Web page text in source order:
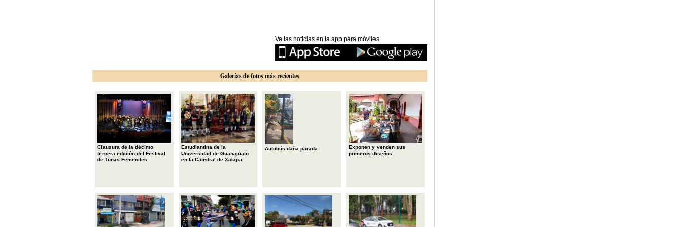
Ve las noticias en la app para móviles
Galerías de fotos más recientes
Clausura de la décimo
tercera edición del Festival
de Tunas Femeniles
Estudiantina de la
Universidad de Guanajuato
en la Catedral de Xalapa
Autobús daña parada
Exponen y venden sus
primeros diseños